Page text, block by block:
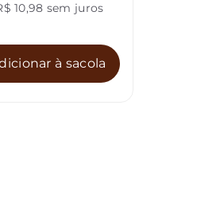
10,98 sem juros
à sacola